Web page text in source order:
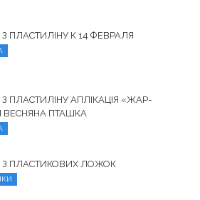
ПЛАСТИЛІНУ К 14 ФЕВРАЛЯ
ПЛАСТИЛІНУ АПЛІКАЦІЯ «ЖАР-
ВЕСНЯНА ПТАШКА
З ПЛАСТИКОВИХ ЛОЖОК